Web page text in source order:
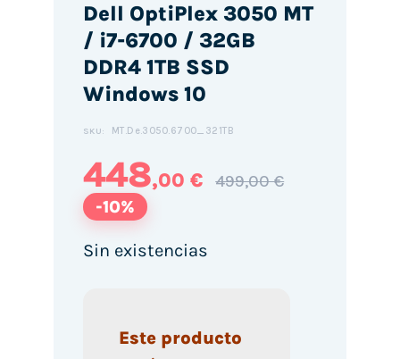
Dell OptiPlex 3050 MT
/ i7-6700 / 32GB
DDR4 1TB SSD
Windows 10
SKU: MT.De.3050.6700_321TB
448,00 € 499,00 €
-10%
Sin existencias
Este producto